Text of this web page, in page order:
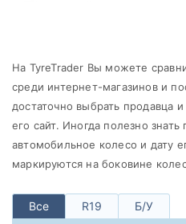
На TyreTrader Вы можете
среди интернет-магазинов и
достаточно выбрать продавца
его сайт. Иногда полезно знать
автомобильное колесо и дату
маркируются на боковине
Все R19 Б/У
Michelin
Все бренды
Тип транспортного средства
Усиленная шина